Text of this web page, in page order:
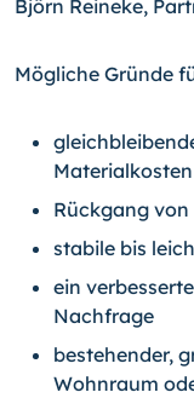
Björn Reineke,
Mögliche Gründe
Materialkosten
Rückgang
stabile bis
ein
Nachfrage
bestehender,
Wohnraum